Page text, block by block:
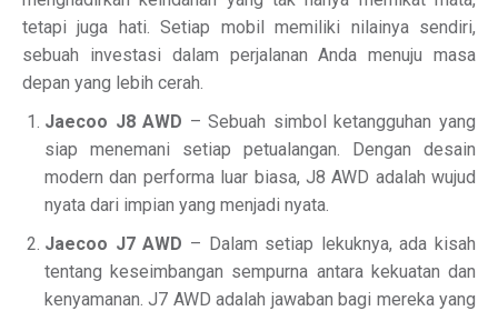
tetapi juga hati. Setiap mobil memiliki nilainya sendiri,
sebuah investasi dalam perjalanan Anda menuju masa
depan yang lebih cerah.
Jaecoo J8 AWD – Sebuah simbol ketangguhan yang
siap menemani setiap petualangan. Dengan desain
modern dan performa luar biasa, J8 AWD adalah wujud
nyata dari impian yang menjadi nyata.
Jaecoo J7 AWD – Dalam setiap lekuknya, ada kisah
tentang keseimbangan sempurna antara kekuatan dan
kenyamanan. J7 AWD adalah jawaban bagi mereka yang